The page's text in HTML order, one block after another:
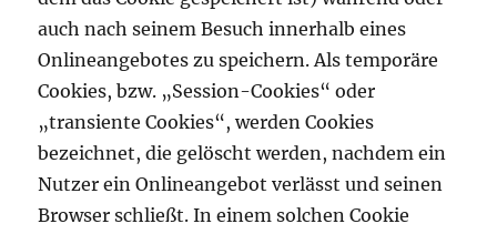
auch nach seinem Besuch innerhalb eines
Onlineangebotes zu speichern. Als temporäre
Cookies, bzw. „Session-Cookies“ oder
„transiente Cookies“, werden Cookies
bezeichnet, die gelöscht werden, nachdem ein
Nutzer ein Onlineangebot verlässt und seinen
Browser schließt. In einem solchen Cookie